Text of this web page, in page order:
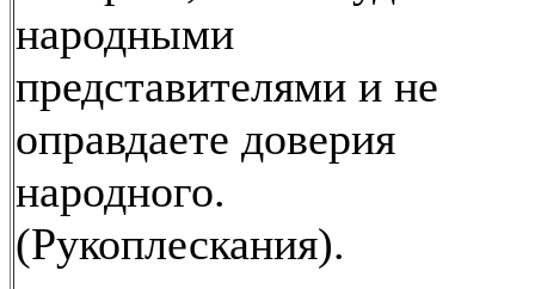
народными
представителями и не
оправдаете доверия
народного.
(Рукоплескания).